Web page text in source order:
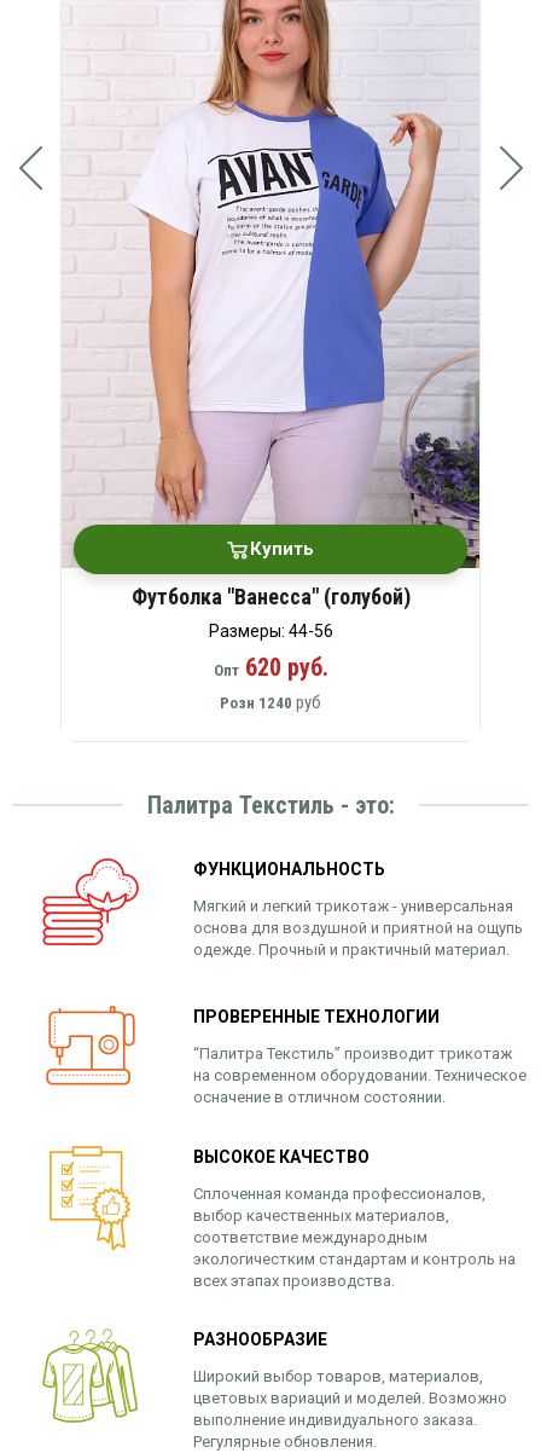
Купить
Футболка "Ванесса" (голубой)
Размеры: 44-56
Опт620 руб.
Розн 1240 руб
Палитра Текстиль - это:
ФУНКЦИОНАЛЬНОСТЬ
Мягкий и легкий трикотаж - универсальная
основа для воздушной и приятной на ощупь
одежде. Прочный и практичный материал.
ПРОВЕРЕННЫЕ ТЕХНОЛОГИИ
“Палитра Текстиль” производит трикотаж
на современном оборудовании. Техническое
осначение в отличном состоянии.
ВЫСОКОЕ КАЧЕСТВО
Сплоченная команда профессионалов,
выбор качественных материалов,
соответствие международным
экологичестким стандартам и контроль на
всех этапах производства.
РАЗНООБРАЗИЕ
Широкий выбор товаров, материалов,
цветовых вариаций и моделей. Возможно
выполнение индивидуального заказа.
Регулярные обновления.